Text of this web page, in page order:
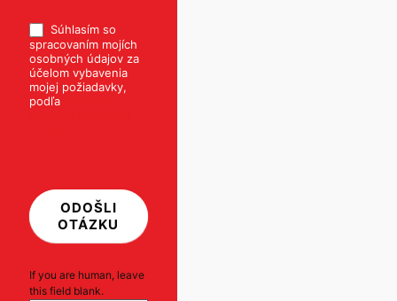
Súhlasím so
spracovaním mojích
osobných údajov za
účelom vybavenia
mojej požiadavky,
podľa
ODOŠLI
OTÁZKU
If you are human, leave
this field blank.